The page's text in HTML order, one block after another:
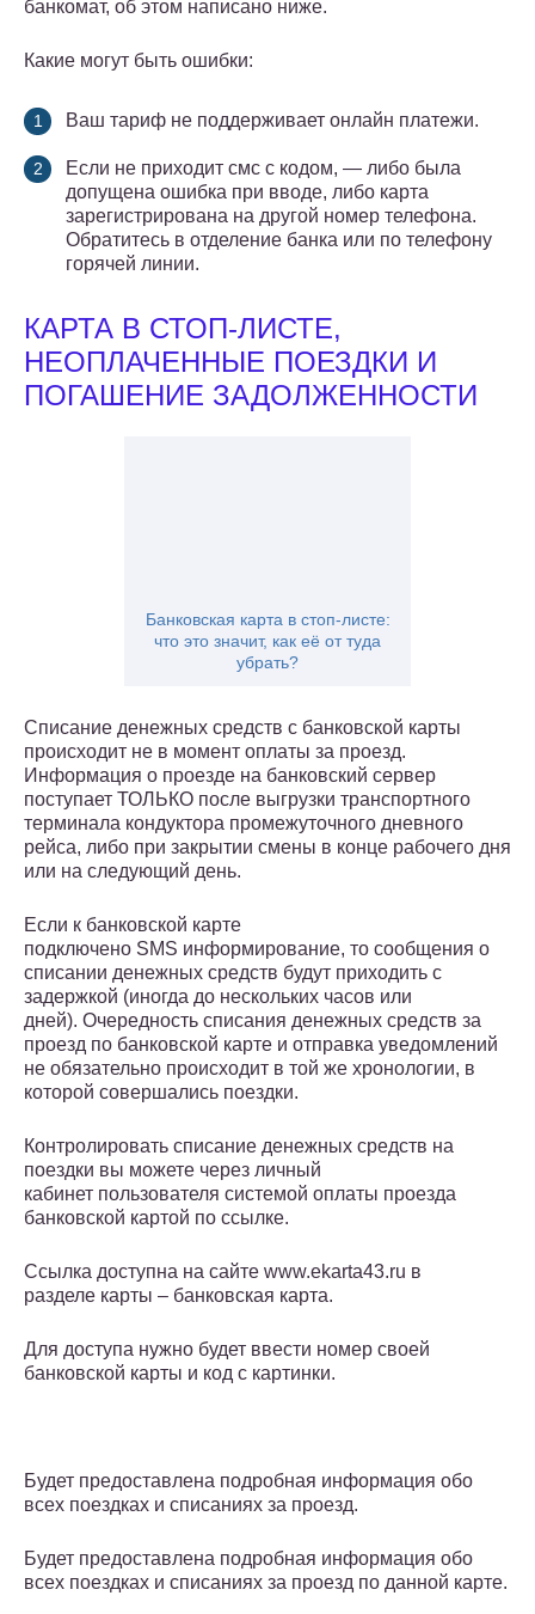
банкомат, об этом написано ниже.
Какие могут быть ошибки:
Ваш тариф не поддерживает онлайн платежи.
Если не приходит смс с кодом, — либо была
допущена ошибка при вводе, либо карта
зарегистрирована на другой номер телефона.
Обратитесь в отделение банка или по телефону
горячей линии.
КАРТА В СТОП-ЛИСТЕ,
НЕОПЛАЧЕННЫЕ ПОЕЗДКИ И
ПОГАШЕНИЕ ЗАДОЛЖЕННОСТИ
Банковская карта в стоп-листе:
что это значит, как её от туда
убрать?
Cписание денежных средств с банковской карты
происходит не в момент оплаты за проезд.
Информация о проезде на банковский сервер
поступает ТОЛЬКО после выгрузки транспортного
терминала кондуктора промежуточного дневного
рейса, либо при закрытии смены в конце рабочего дня
или на следующий день.
Если к банковской карте
подключено SMS информирование, то сообщения о
списании денежных средств будут приходить с
задержкой (иногда до нескольких часов или
дней). Очередность списания денежных средств за
проезд по банковской карте и отправка уведомлений
не обязательно происходит в той же хронологии, в
которой совершались поездки.
Контролировать списание денежных средств на
поездки вы можете через личный
кабинет пользователя системой оплаты проезда
банковской картой по ссылке.
Ссылка доступна на сайте www.ekarta43.ru в
разделе карты – банковская карта.
Для доступа нужно будет ввести номер своей
банковской карты и код с картинки.
Будет предоставлена подробная информация обо
всех поездках и списаниях за проезд.
Будет предоставлена подробная информация обо
всех поездках и списаниях за проезд по данной карте.